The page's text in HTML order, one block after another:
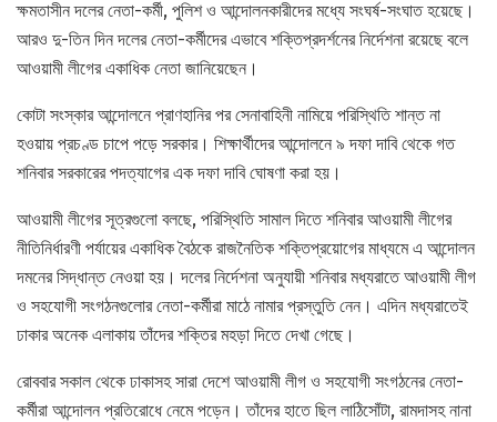
ক্ষমতাসীন দলের নেতা-কর্মী, পুলিশ ও আন্দোলনকারীদের মধ্যে সংঘর্ষ-সংঘাত হয়েছে।
আরও দু-তিন দিন দলের নেতা-কর্মীদের এভাবে শক্তিপ্রদর্শনের নির্দেশনা রয়েছে বলে
আওয়ামী লীগের একাধিক নেতা জানিয়েছেন।
কোটা সংস্কার আন্দোলনে প্রাণহানির পর সেনাবাহিনী নামিয়ে পরিস্থিতি শান্ত না
হওয়ায় প্রচণ্ড চাপে পড়ে সরকার। শিক্ষার্থীদের আন্দোলনে ৯ দফা দাবি থেকে গত
শনিবার সরকারের পদত্যাগের এক দফা দাবি ঘোষণা করা হয়।
আওয়ামী লীগের সূত্রগুলো বলছে, পরিস্থিতি সামাল দিতে শনিবার আওয়ামী লীগের
নীতিনির্ধারণী পর্যায়ের একাধিক বৈঠকে রাজনৈতিক শক্তিপ্রয়োগের মাধ্যমে এ আন্দোলন
দমনের সিদ্ধান্ত নেওয়া হয়। দলের নির্দেশনা অনুযায়ী শনিবার মধ্যরাতে আওয়ামী লীগ
ও সহযোগী সংগঠনগুলোর নেতা-কর্মীরা মাঠে নামার প্রস্তুতি নেন। এদিন মধ্যরাতেই
ঢাকার অনেক এলাকায় তাঁদের শক্তির মহড়া দিতে দেখা গেছে।
রোববার সকাল থেকে ঢাকাসহ সারা দেশে আওয়ামী লীগ ও সহযোগী সংগঠনের নেতা-
কর্মীরা আন্দোলন প্রতিরোধে নেমে পড়েন। তাঁদের হাতে ছিল লাঠিসোঁটা, রামদাসহ নানা